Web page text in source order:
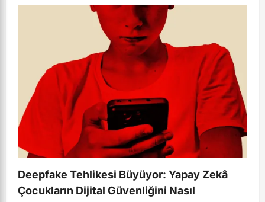
Fransa’dan
Tarihi
Sosyal
Medya
Kararı:
15
Yaş
Altına
Avrupa’da
Yeni
Dönem
Başlattı
Deepfake Tehlikesi Büyüyor: Yapay Zekâ
Çocukların Dijital Güvenliğini Nasıl